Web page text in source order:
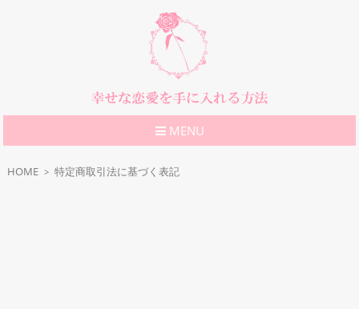
MENU
HOME 特定商取引法に基づく表記